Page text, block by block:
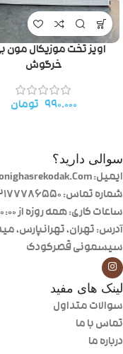
اویز تخت موزیکال مون
خرگوش
۹۹۰.۰۰۰ تومان
سوالی دارید؟
ایمیل: Info@Sismonighasrekodak.Com
شماره تماس: 02177786550
ساعات کاری: همه روزه از ۱۰:۰۰ الی ۲۱:۰۰
آدرس: تهران، تهرانپارس،
سیسمونی قصرکودک
لینک های مفید
سوالات متداول
تماس با ما
درباره ما